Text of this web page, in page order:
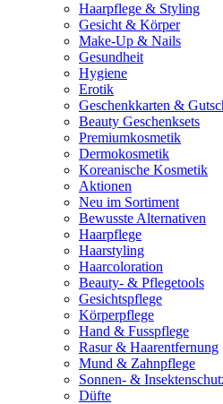
Haarpflege & Styling
Gesicht & Körper
Make-Up & Nails
Gesundheit
Hygiene
Erotik
Geschenkkarten &
Beauty Geschenksets
Premiumkosmetik
Dermokosmetik
Koreanische Kosmetik
Aktionen
Neu im Sortiment
Bewusste Alternativen
Haarpflege
Haarstyling
Haarcoloration
Beauty- & Pflegetools
Gesichtspflege
Körperpflege
Hand & Fusspflege
Rasur & Haarentfernung
Mund & Zahnpflege
Sonnen- &
Düfte